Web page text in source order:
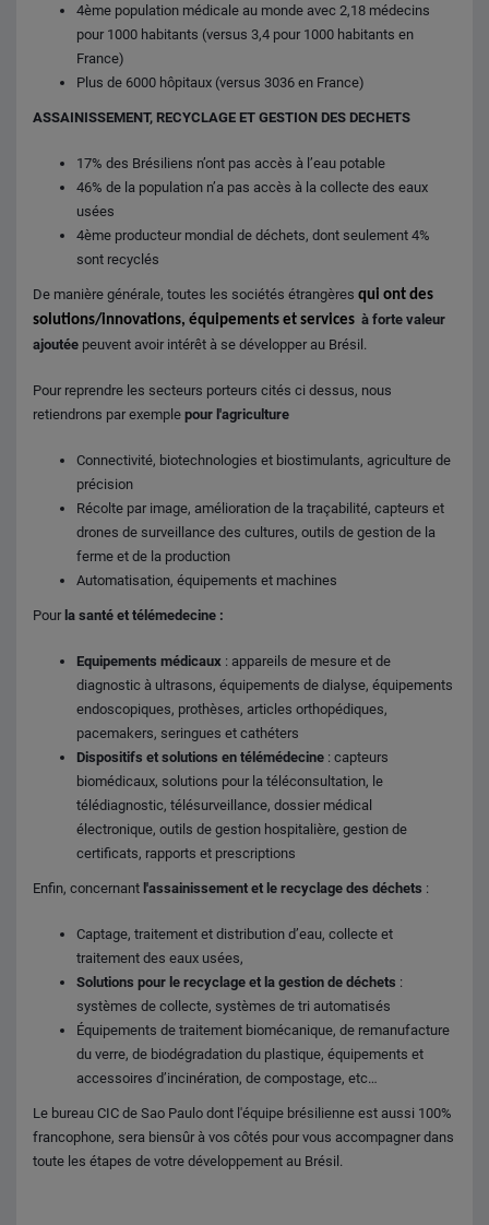
4ème population médicale au monde avec 2,18 médecins
pour 1000 habitants (versus 3,4 pour 1000 habitants en
France)
Plus de 6000 hôpitaux (versus 3036 en France)
ASSAINISSEMENT, RECYCLAGE ET GESTION DES DECHETS
17% des Brésiliens n’ont pas accès à l’eau potable
46% de la population n’a pas accès à la collecte des eaux
usées
4ème producteur mondial de déchets, dont seulement 4%
sont recyclés
De manière générale, toutes les sociétés étrangères qui ont des
solutions/innovations, équipements et services à forte valeur
ajoutée peuvent avoir intérêt à se développer au Brésil.
Pour reprendre les secteurs porteurs cités ci dessus, nous
retiendrons par exemple pour l'agriculture
Connectivité, biotechnologies et biostimulants, agriculture de
précision
Récolte par image, amélioration de la traçabilité, capteurs et
drones de surveillance des cultures, outils de gestion de la
ferme et de la production
Automatisation, équipements et machines
Pour la santé et télémedecine :
Equipements médicaux : appareils de mesure et de
diagnostic à ultrasons, équipements de dialyse, équipements
endoscopiques, prothèses, articles orthopédiques,
pacemakers, seringues et cathéters
Dispositifs et solutions en télémédecine : capteurs
biomédicaux, solutions pour la téléconsultation, le
télédiagnostic, télésurveillance, dossier médical
électronique, outils de gestion hospitalière, gestion de
certificats, rapports et prescriptions
Enfin, concernant l'assainissement et le recyclage des déchets :
Captage, traitement et distribution d’eau, collecte et
traitement des eaux usées,
Solutions pour le recyclage et la gestion de déchets :
systèmes de collecte, systèmes de tri automatisés
Équipements de traitement biomécanique, de remanufacture
du verre, de biodégradation du plastique, équipements et
accessoires d’incinération, de compostage, etc…
Le bureau CIC de Sao Paulo dont l'équipe brésilienne est aussi 100%
francophone, sera biensûr à vos côtés pour vous accompagner dans
toute les étapes de votre développement au Brésil.